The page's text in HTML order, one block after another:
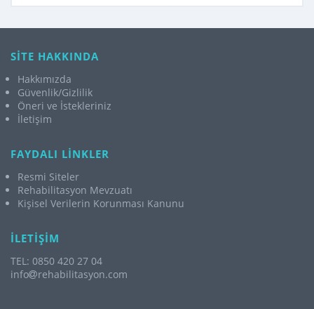
SİTE HAKKINDA
Hakkımızda
Güvenlik/Gizlilik
Öneri ve İstekleriniz
İletişim
FAYDALI LİNKLER
Resmi Siteler
Rehabilitasyon Mevzuatı
Kişisel Verilerin Korunması Kanunu
İLETİŞİM
TEL: 0850 420 27 04
info
rehabilitasyon.com